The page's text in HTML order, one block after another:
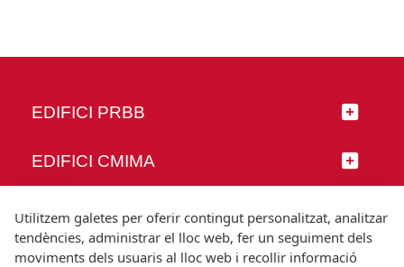
EDIFICI PRBB
EDIFICI CMIMA
SEGUEIX-NOS
Utilitzem galetes per oferir contingut personalitzat, analitzar
tendències, administrar el lloc web, fer un seguiment dels
moviments dels usuaris al lloc web i recollir informació